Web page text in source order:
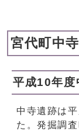
宮代町中
平成10年度
中寺遺跡は
た。発掘調